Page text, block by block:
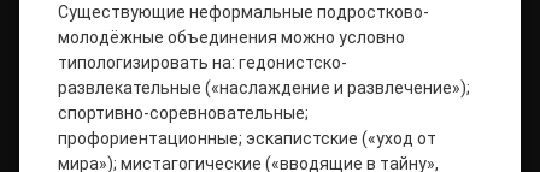
Существующие неформальные подростково-
молодёжные объединения можно условно
типологизировать на: гедонистско-
развлекательные («наслаждение и развлечение»);
спортивно-соревновательные;
профориентационные; эскапистские («уход от
мира»); мистагогические («вводящие в тайну»,